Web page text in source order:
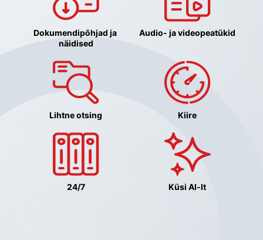
Dokumendipõhjad ja
näidised
Audio- ja videopeatükid
Lihtne otsing Kiire
24/7 Küsi AI-lt